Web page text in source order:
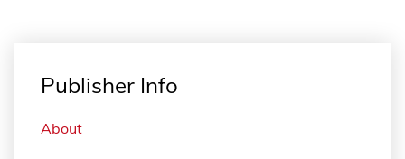
Publisher Info
About